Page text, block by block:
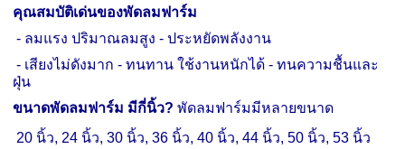
คุณสมบัติเด่นของพัดลมฟาร์ม
- ลมแรง ปริมาณลมสูง -ประหยัดพลังงาน
- เสียงไม่ดังมาก - ทนทาน ใช้งานหนักได้ -ทนความชื้นและ
ฝุ่น
ขนาดพัดลมฟาร์ม มีกี่นิ้ว? พัดลมฟาร์มมีหลายขนาด
20 นิ้ว, 24 นิ้ว,30 นิ้ว,36 นิ้ว,40 นิ้ว,44 นิ้ว,50 นิ้ว,53 นิ้ว